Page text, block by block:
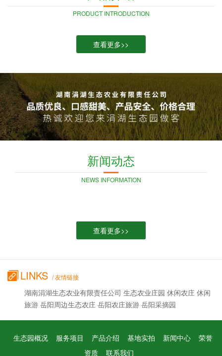
PRODUCT INTRODUCTION
查看更多>>
新闻动态
NEWS INFORMATION
查看更多>>
LINKS / 友情链接
湖南涓湖生态农业有限责任公司 生态农业庄园 休闲农庄 休闲
旅游 岳阳周边生态农庄 岳阳农庄旅游 岳阳采摘园
生态园概况 服务项目 产品介绍 基地实拍 新闻中心
荣誉
资质
联系我们